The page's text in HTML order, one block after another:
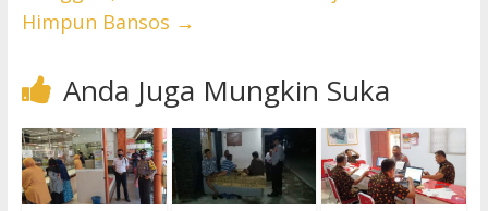
Himpun Bansos →
Anda Juga Mungkin Suka